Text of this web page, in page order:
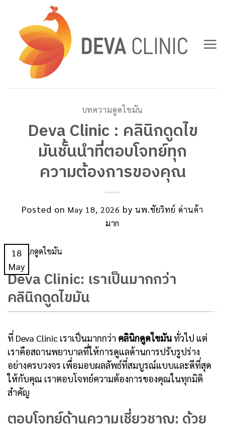
content
บทความดูดไขมัน
Deva Clinic : คลินิกดูดไข
มันชั้นนำที่ตอบโจทย์ทุก
ความต้องการของคุณ
Posted on May 18, 2026 by นพ.ชัยวิทย์ ด่านค้า
มาก
18
May
Deva Clinic: เราเป็นมากกว่า
คลินิกดูดไขมัน
ที่ Deva Clinic เราเป็นมากกว่า คลินิกดูดไขมันทั่วไป แต่
เราคือสถานพยาบาลที่ให้การดูแลด้านการปรับรูปร่าง
อย่างครบวงจร เพื่อมอบผลลัพธ์ที่สมบูรณ์แบบและดีที่สุด
ให้กับคุณ เราตอบโจทย์ความต้องการของคุณในทุกมิติ
สำคัญ